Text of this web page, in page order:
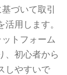
づいて取引
用します。
ットフォーム
、初心者から
しやすいで